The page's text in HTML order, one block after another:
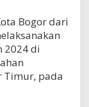
Bogor dari
2024 di
Timur, pada